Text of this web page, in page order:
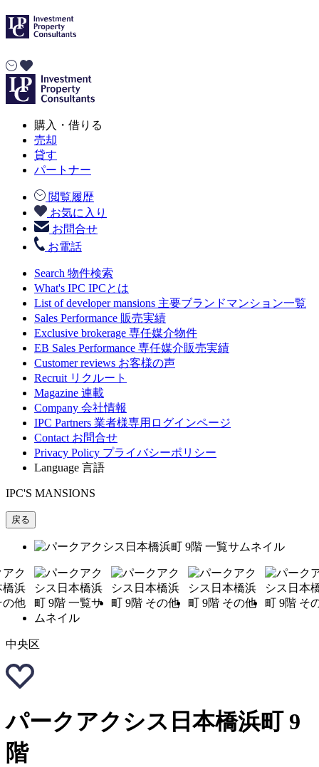
購入・借りる
売却
貸す
パートナー
閲覧履歴
お気に入り
お問合せ
お電話
Search 物件検索
What's IPC IPCとは
List of developer mansions 主要ブランドマンション一覧
Sales Performance 販売実績
Exclusive brokerage 専任媒介物件
EB Sales Performance 専任媒介販売実績
Customer reviews お客様の声
Recruit リクルート
Magazine 連載
Company 会社情報
IPC Partners 業者様専用ログインページ
Contact お問合せ
Privacy Policy プライバシーポリシー
Language 言語
IPC'S MANSIONS
戻る
中央区
パークアクシス日本橋浜町 9
階